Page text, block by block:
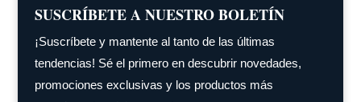
SUSCRÍBETE A NUESTRO BOLETÍN
¡Suscríbete y mantente al tanto de las últimas
tendencias! Sé el primero en descubrir novedades,
promociones exclusivas y los productos más